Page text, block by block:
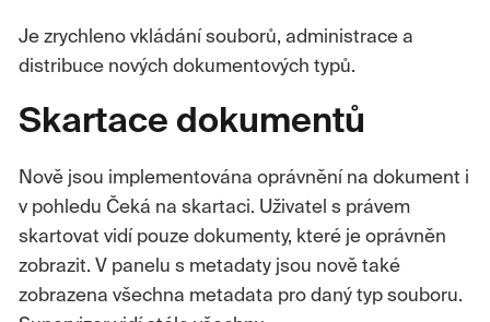
Je zrychleno vkládání souborů, administrace a
distribuce nových dokumentových typů.
Skartace dokumentů
Nově jsou implementována oprávnění na dokument i
v pohledu Čeká na skartaci. Uživatel s právem
skartovat vidí pouze dokumenty, které je oprávněn
zobrazit. V panelu s metadaty jsou nově také
zobrazena všechna metadata pro daný typ souboru.